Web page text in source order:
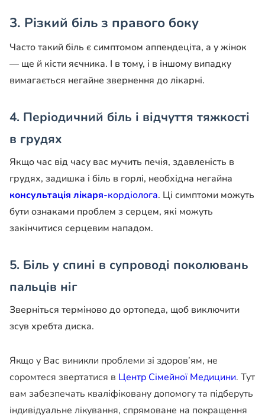
3. Різкий біль з правого боку
Часто такий біль є симптомом аппендеціта, а у жінок
— ще й кісти яєчника. І в тому, і в іншому випадку
вимагається негайне звернення до лікарні.
4. Періодичний біль і відчуття тяжкості
в грудях
Якщо час від часу вас мучить печія, здавленість в
грудях, задишка і біль в горлі, необхідна негайна
консультація лікаря-кордіолога. Ці симптоми можуть
бути ознаками проблем з серцем, які можуть
закінчитися серцевим нападом.
5. Біль у спині в супроводі поколювань
пальців ніг
Зверніться терміново до ортопеда, щоб виключити
зсув хребта диска.
Якщо у Вас виникли проблеми зі здоров’ям, не
соромтеся звертатися в Центр Сімейної Медицини. Тут
вам забезпечать кваліфіковану допомогу та підберуть
індивідуальне лікування, спрямоване на покращення